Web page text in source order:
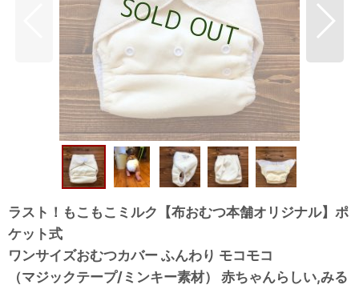
ラスト！もこもこミルク【布おむつ本舗オリジナル】ポ
ケット式
ワンサイズおむつカバー ふんわり モコモコ
（マジックテープ/ミンキー素材） 赤ちゃんらしい,みる